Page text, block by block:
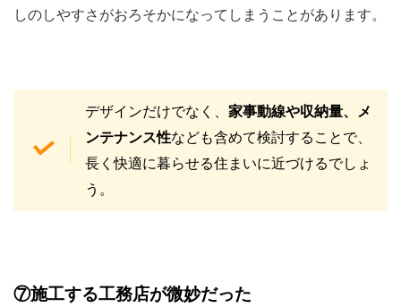
しのしやすさがおろそかになってしまうことがあります。
デザインだけでなく、 家事動線や収納量、メ
ンテナンス性なども含めて検討することで、
長く快適に暮らせる住まいに近づけるでしょ
う。
⑦施工する工務店が微妙だった